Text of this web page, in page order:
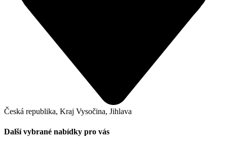
Česká republika, Kraj Vysočina, Jihlava
Další vybrané nabídky pro vás